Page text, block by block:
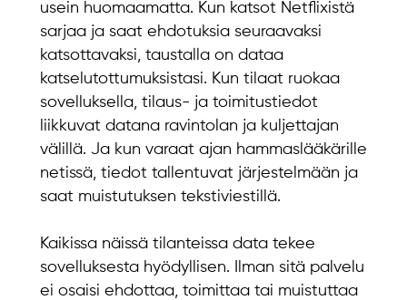
usein huomaamatta. Kun katsot Netflixistä
sarjaa ja saat ehdotuksia seuraavaksi
katsottavaksi, taustalla on dataa
katselutottumuksistasi. Kun tilaat ruokaa
sovelluksella, tilaus- ja toimitustiedot
liikkuvat datana ravintolan ja kuljettajan
välillä. Ja kun varaat ajan hammaslääkärille
netissä, tiedot tallentuvat järjestelmään ja
saat muistutuksen tekstiviestillä.
Kaikissa näissä tilanteissa data tekee
sovelluksesta hyödyllisen. Ilman sitä palvelu
ei osaisi ehdottaa, toimittaa tai muistuttaa